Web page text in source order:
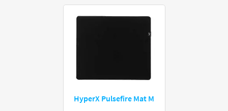
HyperX Pulsefire Mat M